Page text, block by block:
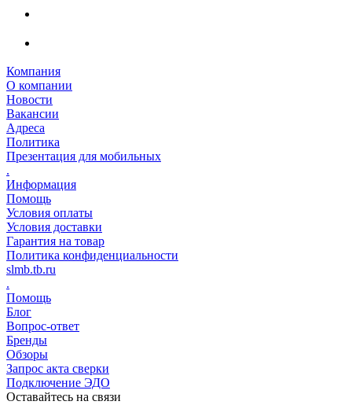
Компания
О компании
Новости
Вакансии
Адреса
Политика
Презентация для мобильных
.
Информация
Помощь
Условия оплаты
Условия доставки
Гарантия на товар
Политика конфиденциальности
slmb.tb.ru
.
Помощь
Блог
Вопрос-ответ
Бренды
Обзоры
Запрос акта сверки
Подключение ЭДО
Оставайтесь на связи